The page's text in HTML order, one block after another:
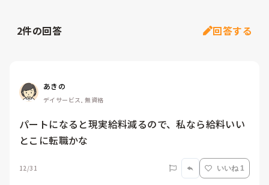
2件の回答 回答する
あきの
デイサービス, 無資格
パートになると現実給料減るので、私なら給料いい
とこに転職かな
12/31 いいね 1